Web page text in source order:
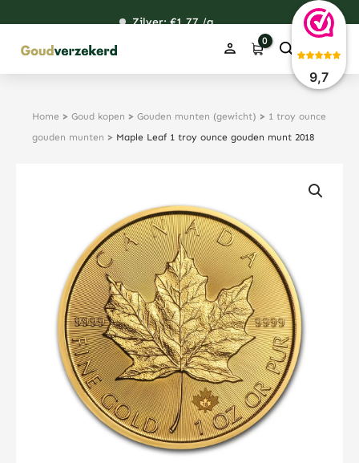
9,7
inhoud
120,75
Zilver: €1,77/g
48,67
38,39
Home > Goud kopen > Gouden munten (gewicht) > 1 troy ounce
gouden munten > Maple Leaf 1 troy ounce gouden munt 2018